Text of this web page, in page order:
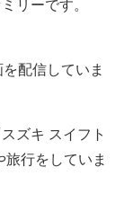
リーです。
配信していま
ズキ スイフト
行をしていま